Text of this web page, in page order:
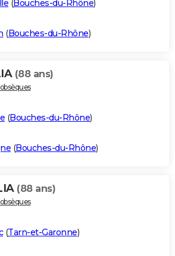
(Bouches-du-Rhône)
(Bouches-du-Rhône)
(88 ans)
(Bouches-du-Rhône)
(Bouches-du-Rhône)
(88 ans)
(Tarn-et-Garonne)